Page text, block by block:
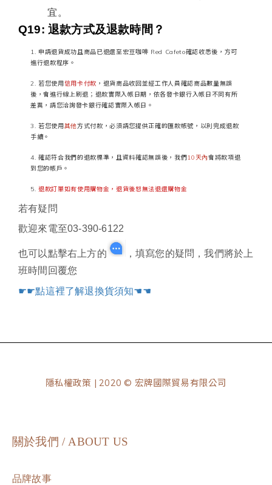
宜。
Q19: 退款方式及退款時間？
申請退貨成功且商品已退還至宏豆咖啡 Red Cafeto確認收悉後，方可
進行退款程序。
若您使用信用卡付款 ，退貨商品收回並經工作人員確認商品數量無誤
後，會進行線上刷退；退款實際入帳日期，依各發卡銀行入帳日不同有所
差異，請您洽詢發卡銀行確認實際入帳日。
若您使用其他方式付款，必須請您提供正確的匯款帳號，以利完成退款
手續。
確認符合我們的退款標準，且資料確認無誤後，我們10天內會將款項退
到您的帳戶。
退款訂單如有使用購物金，退貨後恕無法退還購物金
若有疑問
歡迎來電至03-390-6122
也可以點擊右上方的
，填寫您的疑問，我們將於上
班時間回覆您
☛☛點這裡了解退換貨須知☚☚
隱私權政策 | 2020 © 宏牌國際貿易有限公司
關於我們 / ABOUT US
品牌故事